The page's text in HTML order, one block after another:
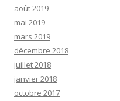
e
s
août 2019
mai 2019
mars 2019
décembre 2018
juillet 2018
janvier 2018
octobre 2017